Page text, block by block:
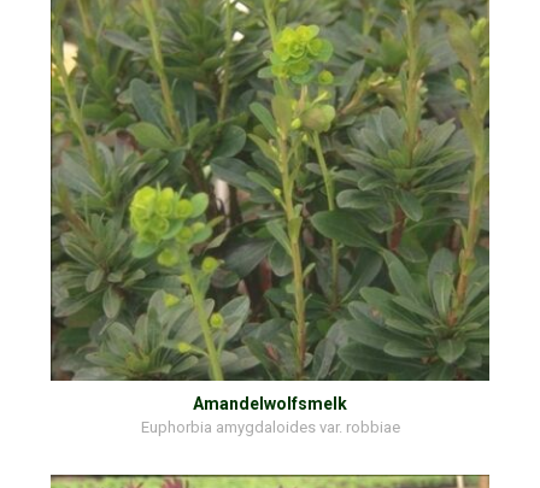
Amandelwolfsmelk
Euphorbia amygdaloides var. robbiae